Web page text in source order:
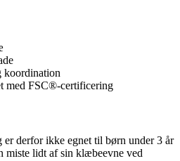
med FSC®-certificering
er derfor ikke egnet til børn under 3 år
miste lidt af sin klæbeevne ved